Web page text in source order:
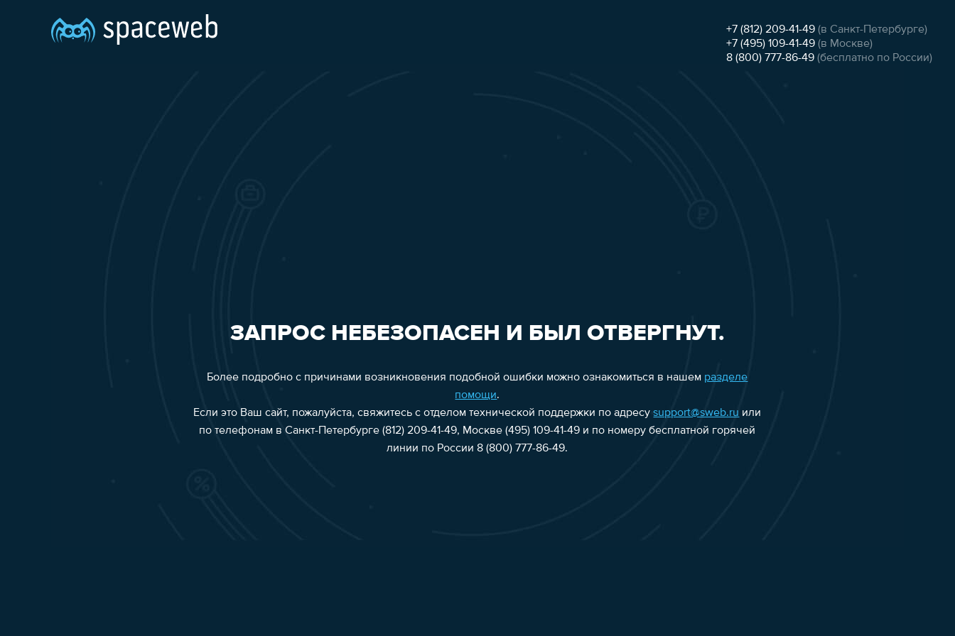
+7 (812) 209-41-49 (в Санкт-Петербурге)
+7 (495) 109-41-49 (в Москве)
8 (800) 777-86-49 (бесплатно по России)
ЗАПРОС НЕБЕЗОПАСЕН И БЫЛ ОТВЕРГНУТ.
Более подробно с причинами возникновения подобной ошибки можно ознакомиться в нашем разделе
помощи.
Если это Ваш сайт, пожалуйста, свяжитесь с отделом технической поддержки по адресуsupport@sweb.ru или
по телефонам в Санкт-Петербурге (812) 209-41-49, Москве (495) 109-41-49 и по номеру бесплатной горячей
линии по России 8 (800) 777-86-49.